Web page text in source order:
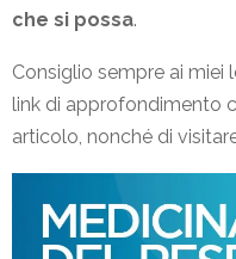
che si possa.
Consiglio sempre ai
link di approfondimento
articolo, nonché di